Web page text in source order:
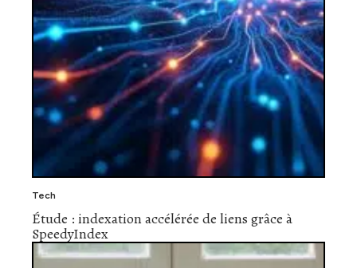
Tech
Étude : indexation accélérée de liens grâce à
SpeedyIndex